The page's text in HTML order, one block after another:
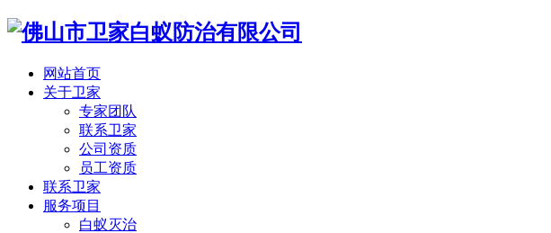
网站首页
关于卫家
专家团队
联系卫家
公司资质
员工资质
联系卫家
服务项目
白蚁灭治